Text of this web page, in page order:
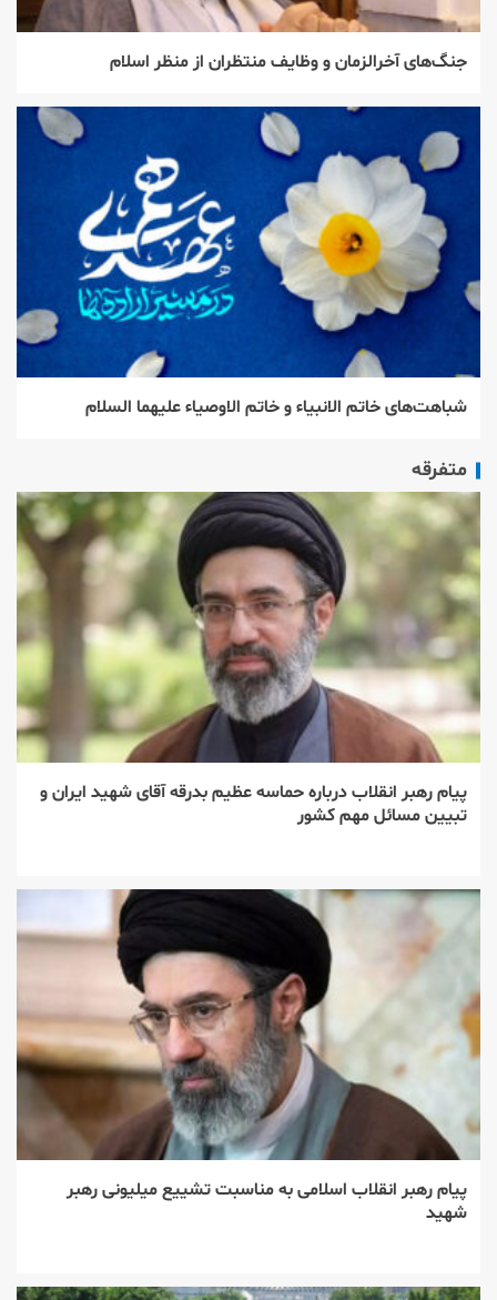
جنگ‌های آخرالزمان و وظایف منتظران از منظر اسلام
شباهت‌های خاتم الانبیاء و خاتم الاوصیاء علیهما السلام
متفرقه
پیام رهبر انقلاب درباره حماسه عظیم بدرقه آقای شهید ایران و
تبیین مسائل مهم کشور
پیام رهبر انقلاب اسلامی به مناسبت تشییع میلیونی رهبر
شهید